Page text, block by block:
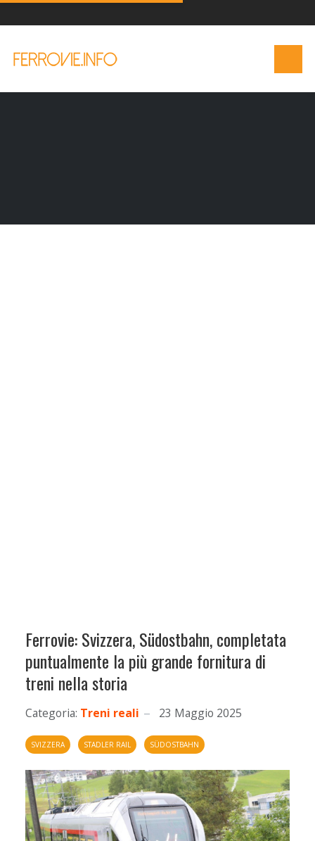
Ferrovie: Svizzera, Südostbahn, completata
puntualmente la più grande fornitura di
treni nella storia
Categoria: Treni reali 23 Maggio 2025
SVIZZERA STADLER RAIL SÜDOSTBAHN